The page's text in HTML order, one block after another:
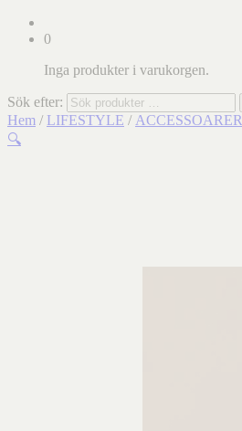
0
Inga produkter i varukorgen.
Sök efter:
Hem / LIFESTYLE / ACCESSOARER
🔍